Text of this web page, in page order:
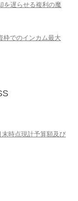
を遅らせる複利の魔
枠でのインカム最大
時点現計予算額及び